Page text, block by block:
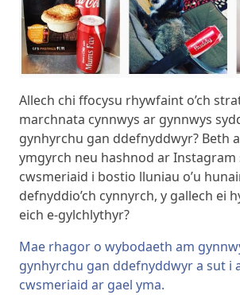
Allech chi ffocysu rhywfaint o’ch
marchnata cynnwys ar gynnwys
gynhyrchu gan ddefnyddwyr? Beth
ymgyrch neu hashnod ar Instagram
cwsmeriaid i bostio lluniau o’u
defnyddio’ch cynnyrch, y gallech ei
eich e-gylchlythyr?
Mae rhagor o wybodaeth am
gynhyrchu gan ddefnyddwyr a sut i
cwsmeriaid ar gael yma.